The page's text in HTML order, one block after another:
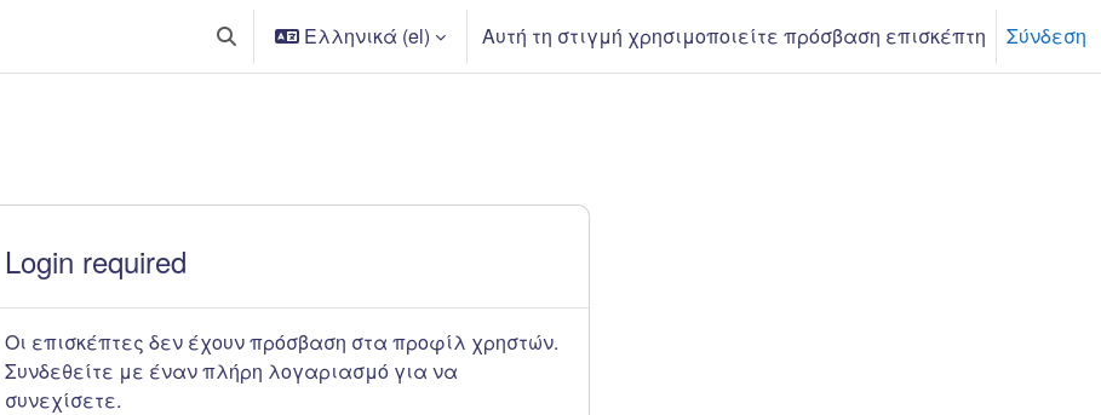
Εναλλαγή εισόδου αναζήτησης
Ελληνικά ‎(el)‎ Αυτή τη στιγμή χρησιμοποιείτε πρόσβαση επισκέπτη Σύνδεση
Login required
Οι επισκέπτες δεν έχουν πρόσβαση στα προφίλ χρηστών.
Συνδεθείτε με έναν πλήρη λογαριασμό για να
συνεχίσετε.